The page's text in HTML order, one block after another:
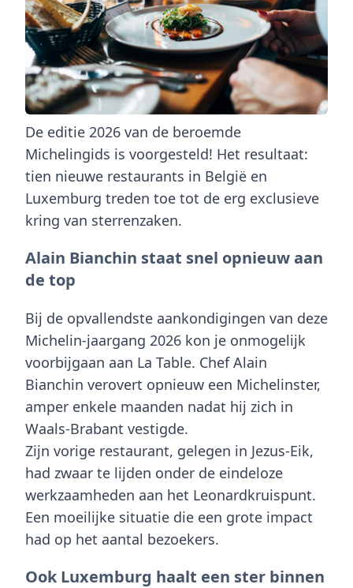
De editie 2026 van de beroemde
Michelingids is voorgesteld! Het resultaat:
tien nieuwe restaurants in België en
Luxemburg treden toe tot de erg exclusieve
kring van sterrenzaken.
Alain Bianchin staat snel opnieuw aan
de top
Bij de opvallendste aankondigingen van deze
Michelin-jaargang 2026 kon je onmogelijk
voorbijgaan aan La Table. Chef Alain
Bianchin verovert opnieuw een Michelinster,
amper enkele maanden nadat hij zich in
Waals-Brabant vestigde.
Zijn vorige restaurant, gelegen in Jezus-Eik,
had zwaar te lijden onder de eindeloze
werkzaamheden aan het Leonardkruispunt.
Een moeilijke situatie die een grote impact
had op het aantal bezoekers.
Ook Luxemburg haalt een ster binnen